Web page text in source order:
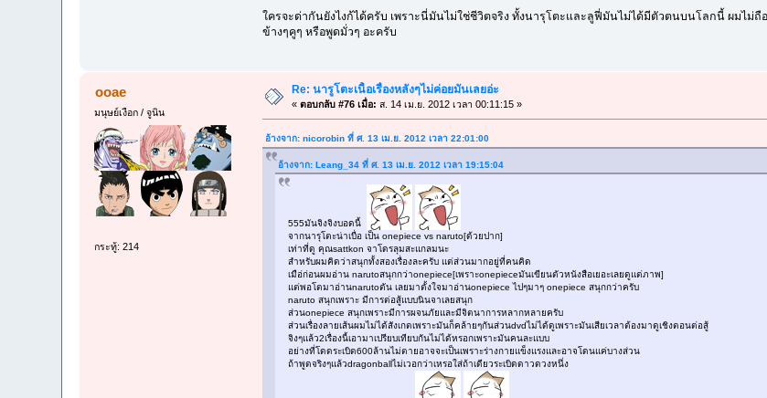
ใครจะด่ากันยังไงก้ได้ครับ เพราะนี่มันไม่ใช่ชีวิตจริง ทั้งนารุโตะและลูฟี่มันไม่ได้มีตัวตนบนโลกนี้ ผมไม่ถื
ข้างๆคูๆ หรือพูดมั่วๆ อะครับ
ooae
มนุษย์เงือก / จูนิน
กระทู้: 214
Re: นารูโตะเนื้อเรื่องหลังๆไม่ค่อยมันเลยอ่ะ
«ตอบกลับ #76 เมื่อ: ส. 14 เม.ย. 2012 เวลา 00:11:15 »
อ้างจาก: nicorobin ที่ ศ. 13 เม.ย. 2012 เวลา 22:01:00
อ้างจาก: Leang_34 ที่ ศ. 13 เม.ย. 2012 เวลา 19:15:04
555มันจิงจิงบอดนี้
จากนารุโตะน่าเบื่อ เป็น onepiece vs naruto[ด้วยปาก]
เท่าที่ดู คุณsattkon จาโดรลุมสะแกลมนะ
สำหรับผมคิดว่าสนุกทั้งสองเรื่องละครับ แต่ส่วนมากอยู่ที่คนคิด
เมือ่ก่อนผมอ่าน narutoสนุกกว่าonepiece[เพราะonepieceมันเขียนตัวหนังสือเยอะเลยดูแต่ภาพ]
แต่พอโตมาอ่านnarutoตัน เลยมาตั้งใจมาอ่านonepiece ไปๆมาๆ onepiece สนุกกว่าครับ
naruto สนุกเพราะ มีการต่อสู้แบบนินจาเลยสนุก
ส่วนonepiece สนุกเพราะมีการผจนภัยและมีจิตนาการหลากหลายครับ
ส่วนเรื่องลายเส้นผมไม่ได้สังเกตเพราะมันก็คล้ายๆกันส่วนdvdไม่ได้ดูเพราะมันเสียเวลาต้องมาดูเชิงตอนต่อสู้
จิงๆแล้ว2เรื่องนี้เอามาเปรียบเทียบกันไม่ได้หรอกเพราะมันคนละแบบ
อย่างที่โดดระเบิด600ล้านไม่ตายอาจจะเป็นเพราะร่างกายแข็งแรงและอาจโดนแค่บางส่วน
ถ้าพูดจริงๆแล้วdragonballไม่เวอกว่าเหรอใส่ถ้าเดียวระเบิดดาวดวงหนึ่ง